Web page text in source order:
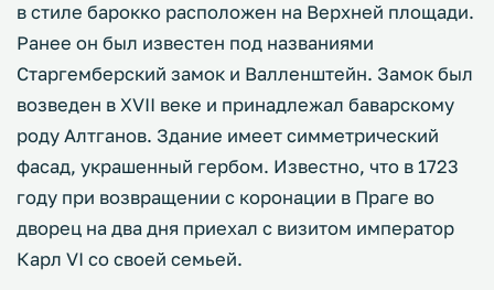
в стиле барокко расположен на Верхней площади.
Ранее он был известен под названиями
Старгемберский замок и Валленштейн. Замок был
возведен в XVII веке и принадлежал баварскому
роду Алтганов. Здание имеет симметрический
фасад, украшенный гербом. Известно, что в 1723
году при возвращении с коронации в Праге во
дворец на два дня приехал с визитом император
Карл VI со своей семьей.